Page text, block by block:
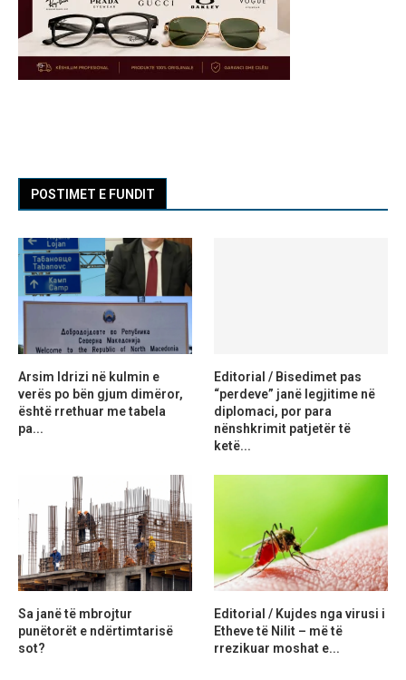
POSTIMET E FUNDIT
Arsim Idrizi në kulmin e
verës po bën gjum dimëror,
është rrethuar me tabela
pa...
Editorial / Bisedimet pas
“perdeve” janë legjitime në
diplomaci, por para
nënshkrimit patjetër të
ketë...
Sa janë të mbrojtur
punëtorët e ndërtimtarisë
sot?
Editorial / Kujdes nga virusi i
Etheve të Nilit – më të
rrezikuar moshat e...